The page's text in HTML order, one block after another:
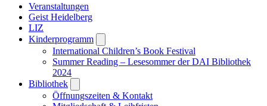
Veranstaltungen
Geist Heidelberg
LIZ
Kinderprogramm
submenu
International Children’s Book Festival
Summer Reading – Lesesommer der DAI Bibliothek
2024
Bibliothek
submenu
Öffnungszeiten & Kontakt